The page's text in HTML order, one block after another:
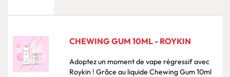
CHEWING GUM 10ML - ROYKIN
Adoptez un moment de vape régressif avec
Roykin ! Grâce au liquide Chewing Gum 10ml